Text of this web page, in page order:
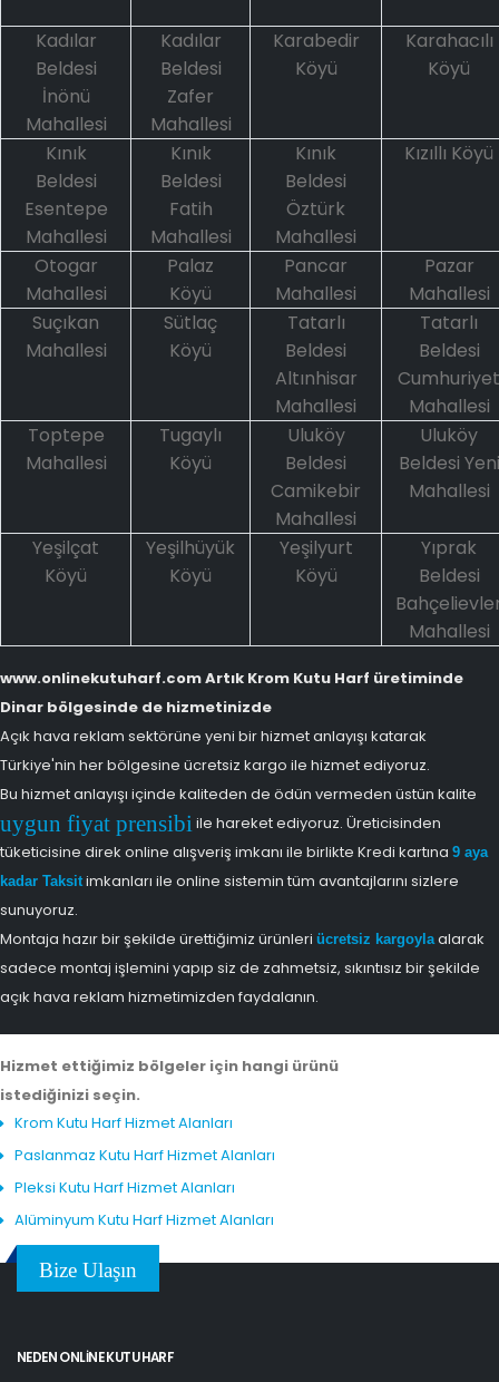
Kadılar
Beldesi
İnönü
Mahallesi
Kadılar
Beldesi
Zafer
Mahallesi
Karabedir
Köyü
Karahacılı
Köyü
Kınık
Beldesi
Esentepe
Mahallesi
Kınık
Beldesi
Fatih
Mahallesi
Kınık
Beldesi
Öztürk
Mahallesi
Kızıllı Köyü
Otogar
Mahallesi
Palaz
Köyü
Pancar
Mahallesi
Pazar
Mahallesi
Suçıkan
Mahallesi
Sütlaç
Köyü
Tatarlı
Beldesi
Altınhisar
Mahallesi
Tatarlı
Beldesi
Cumhuriyet
Mahallesi
Toptepe
Mahallesi
Tugaylı
Köyü
Uluköy
Beldesi
Camikebir
Mahallesi
Uluköy
Beldesi Yeni
Mahallesi
Yeşilçat
Köyü
Yeşilhüyük
Köyü
Yeşilyurt
Köyü
Yıprak
Beldesi
Mahallesi
www.onlinekutuharf.com Artık Krom Kutu Harf üretiminde
Dinar bölgesinde de hizmetinizde
Açık hava reklam sektörüne yeni bir hizmet anlayışı katarak
Türkiye'nin her bölgesine ücretsiz kargo ile hizmet ediyoruz.
Bu hizmet anlayışı içinde kaliteden de ödün vermeden üstün kalite
uygun fiyat prensibi ile hareket ediyoruz. Üreticisinden
tüketicisine direk online alışveriş imkanı ile birlikte Kredi kartına 9 aya
kadar Taksitimkanları ile online sistemin tüm avantajlarını sizlere
sunuyoruz.
Montaja hazır bir şekilde ürettiğimiz ürünleri ücretsiz kargoylaalarak
sadece montaj işlemini yapıp siz de zahmetsiz, sıkıntısız bir şekilde
açık hava reklam hizmetimizden faydalanın.
Hizmet ettiğimiz bölgeler için hangi ürünü
istediğinizi seçin.
Krom Kutu Harf Hizmet Alanları
Paslanmaz Kutu Harf Hizmet Alanları
Pleksi Kutu Harf Hizmet Alanları
Alüminyum Kutu Harf Hizmet Alanları
Bize Ulaşın
NEDEN ONLINE KUTU HARF